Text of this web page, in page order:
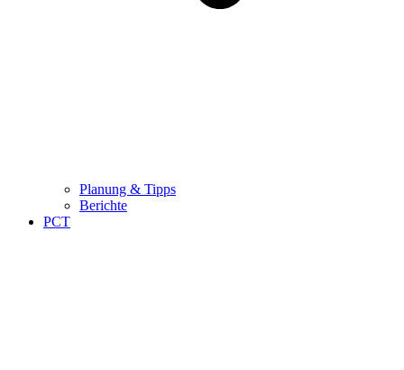
Planung & Tipps
Berichte
PCT